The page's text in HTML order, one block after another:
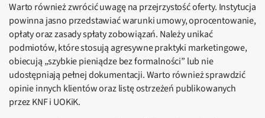
Warto również zwrócić uwagę na przejrzystość oferty. Instytucja
powinna jasno przedstawiać warunki umowy, oprocentowanie,
opłaty oraz zasady spłaty zobowiązań. Należy unikać
podmiotów, które stosują agresywne praktyki marketingowe,
obiecują „szybkie pieniądze bez formalności” lub nie
udostępniają pełnej dokumentacji. Warto również sprawdzić
opinie innych klientów oraz listę ostrzeżeń publikowanych
przez KNF i UOKiK.